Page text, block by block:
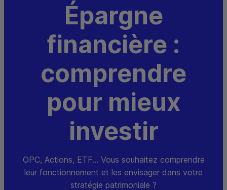
Épargne
financière :
comprendre
pour mieux
investir
OPC, Actions, ETF... Vous souhaitez comprendre
leur fonctionnement et les envisager dans votre
stratégie patrimoniale ?